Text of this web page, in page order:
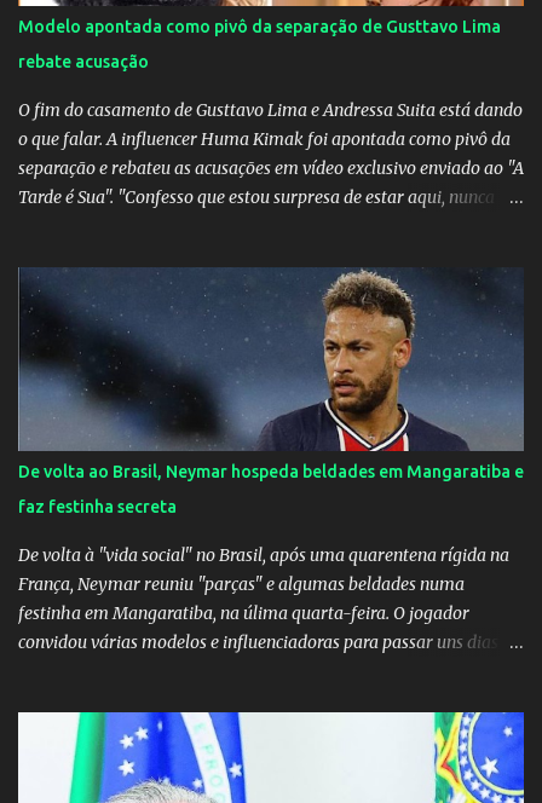
Modelo apontada como pivô da separação de Gusttavo Lima
rebate acusação
O fim do casamento de Gusttavo Lima e Andressa Suita está dando
o que falar. A influencer Huma Kimak foi apontada como pivô da
separação e rebateu as acusações em vídeo exclusivo enviado ao "A
Tarde é Sua". "Confesso que estou surpresa de estar aqui, nunca
nenhum tipo de contato, nem de fã porque sou fã dele", disse
Huma Kimak. A influencer também contou que recebe diversos
ataques na internet desde a época em que foi contratada para
fazer a divulgação de uma live do Gusttavo Lima em Manaus,
capital do Amazonas. "Fui até o local onde seria o show, divulguei
e no dia seguinte foi feita a live que eu não pude ir, porque estava
me sentindo mal", explicou Huma. A notícia da separação de
Gusttavo Lima e Andressa Suita foi divulgada no dia 9 de outubro.
A relação chegou ao fim após cinco anos e houve rumores de uma
suposta traição do canto...
De volta ao Brasil, Neymar hospeda beldades em Mangaratiba e
faz festinha secreta
De volta à "vida social" no Brasil, após uma quarentena rígida na
França, Neymar reuniu "parças" e algumas beldades numa
festinha em Mangaratiba, na úlima quarta-feira. O jogador
convidou várias modelos e influenciadoras para passar uns dias
dentro do condomínio onde fica a mansão do craque do PSG.
Segundo uma fonte do EXTRA, a festa aconteceu ao som de muito
pagode e um show de Suel e do cantor pernambucano Robinho,